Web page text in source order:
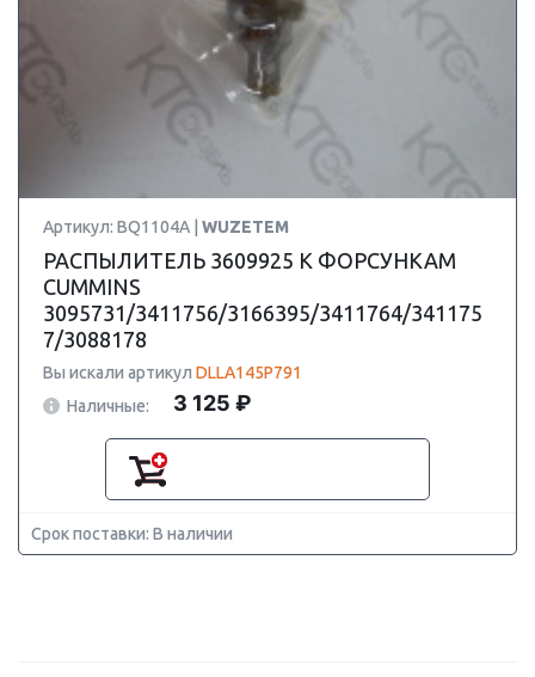
Артикул: BQ1104A | WUZETEM
РАСПЫЛИТЕЛЬ 3609925 К ФОРСУНКАМ
CUMMINS
3095731/3411756/3166395/3411764/341175
7/3088178
Вы искали артикул DLLA145P791
Наличные:
3 125 ₽
Срок поставки: В наличии